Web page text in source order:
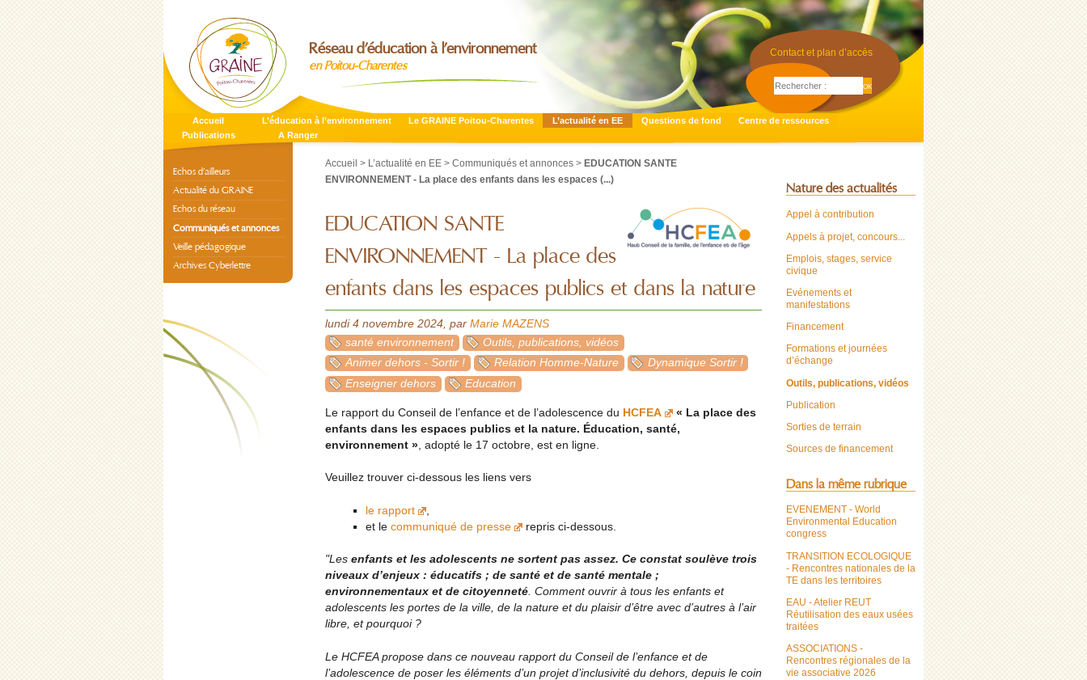
Réseau d’éducation à l’environnement
en Poitou-Charentes
Contact et plan d’accès
Accueil L’éducation à l’environnement Le GRAINE Poitou-Charentes L’actualité en EE Questions de fond
Centre de ressources
Publications
A Ranger
Accueil > L’actualité en EE > Communiqués et annonces > EDUCATION SANTE
ENVIRONNEMENT - La place des enfants dans les espaces (...)
EDUCATION SANTE
ENVIRONNEMENT - La place des
enfants dans les espaces publics et dans la nature
lundi 4 novembre 2024, par Marie MAZENS
santé environnement
Outils, publications, vidéos
Animer dehors - Sortir !
Relation Homme-Nature
Dynamique Sortir !
Enseigner dehors
Education
Le rapport du Conseil de l’enfance et de l’adolescence du HCFEA
« La place des
enfants dans les espaces publics et la nature. Éducation, santé,
environnement », adopté le 17 octobre, est en ligne.
Veuillez trouver ci-dessous les liens vers
le rapport
et le communiqué de presse repris ci-dessous.
"Les enfants et les adolescents ne sortent pas assez. Ce constat soulève trois
niveaux d’enjeux : éducatifs ; de santé et de santé mentale ;
environnementaux et de citoyenneté. Comment ouvrir à tous les enfants et
adolescents les portes de la ville, de la nature et du plaisir d’être avec d’autres à l’air
libre, et pourquoi ?
Le HCFEA propose dans ce nouveau rapport du Conseil de l’enfance et de
l’adolescence de poser les éléments d’un projet d’inclusivité du dehors, depuis le coin
Echos d’ailleurs
Actualité du GRAINE
Echos du réseau
Communiqués et annonces
Veille pédagogique
Archives Cyberlettre
Nature des actualités
Appel à contribution
Appels à projet, concours...
Emplois, stages, service
civique
Evénements et
manifestations
Financement
Formations et journées
d’échange
Outils, publications, vidéos
Publication
Sorties de terrain
Sources de financement
Dans la même rubrique
EVENEMENT - World
Environmental Education
congress
TRANSITION ECOLOGIQUE
- Rencontres nationales de la
TE dans les territoires
EAU - Atelier REUT
Réutilisation des eaux usées
traitées
ASSOCIATIONS -
Rencontres régionales de la
vie associative 2026